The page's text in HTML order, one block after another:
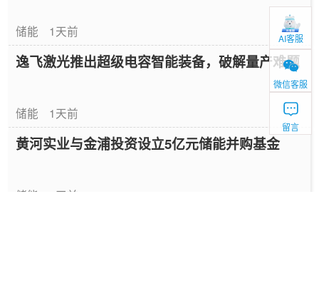
储能 1天前
逸飞激光推出超级电容智能装备，破解量产难题
储能 1天前
黄河实业与金浦投资设立5亿元储能并购基金
储能 1天前
AI客服
微信客服
留言